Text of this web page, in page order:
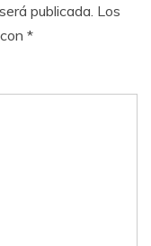
publicada. Los
*